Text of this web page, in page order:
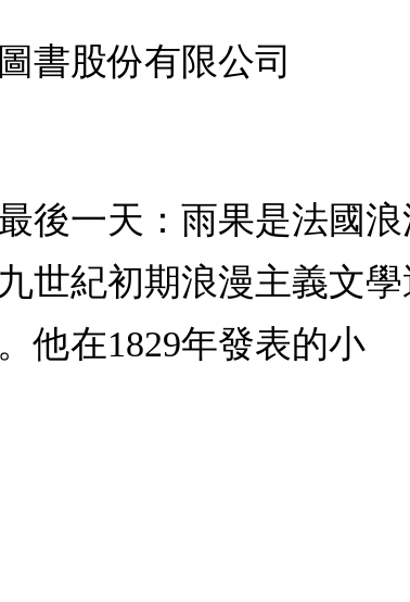
書股份有限公司
後一天：雨果是法國
世紀初期浪漫主義文
他在1829年發表的小